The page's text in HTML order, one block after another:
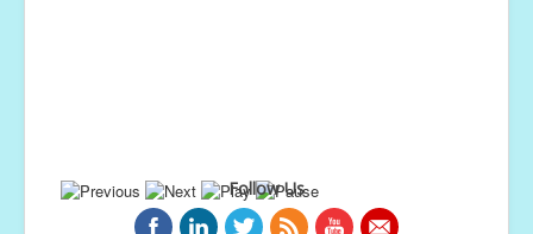
Follow Us